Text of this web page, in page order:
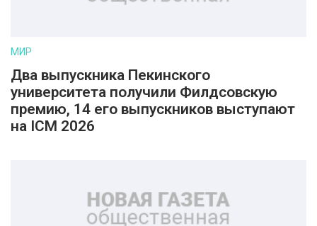
МИР
Два выпускника Пекинского
университета получили Филдсовскую
премию, 14 его выпускников выступают
на ICM 2026